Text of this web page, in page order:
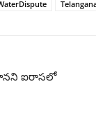
ఐరాసలో